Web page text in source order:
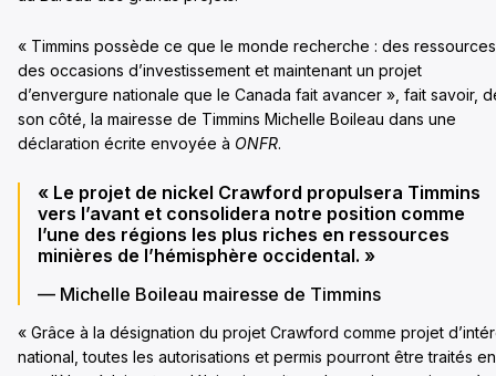
« Timmins possède ce que le monde recherche : des
des occasions d’investissement et maintenant un projet
d’envergure nationale que le Canada fait avancer », fait savoir,
son côté, la mairesse de Timmins Michelle Boileau dans une
déclaration écrite envoyée à ONFR.
« Le projet de nickel Crawford propulsera Timmins
vers l’avant et consolidera notre position comme
l’une des régions les plus riches en ressources
minières de l’hémisphère occidental. »
— Michelle Boileau mairesse de Timmins
« Grâce à la désignation du projet Crawford comme projet
national, toutes les autorisations et permis pourront être traités en